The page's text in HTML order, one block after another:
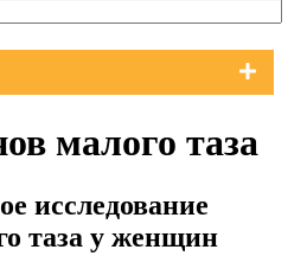
малого таза
исследование
таза у женщин